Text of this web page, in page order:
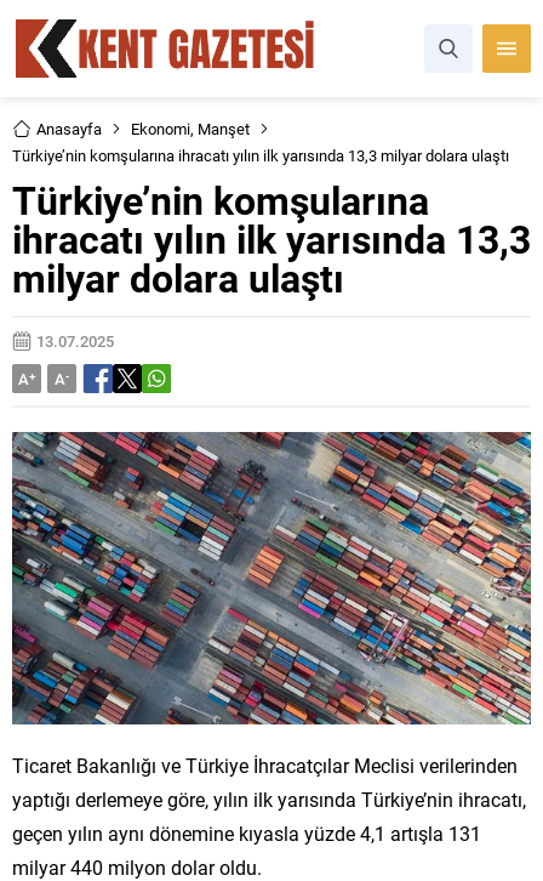
Anasayfa Ekonomi, Manşet
Türkiye’nin komşularına ihracatı yılın ilk yarısında 13,3 milyar dolara ulaştı
Türkiye’nin komşularına
ihracatı yılın ilk yarısında 13,3
milyar dolara ulaştı
13.07.2025
A+ A-
Ticaret Bakanlığı ve Türkiye İhracatçılar Meclisi verilerinden
yaptığı derlemeye göre, yılın ilk yarısında Türkiye’nin ihracatı,
geçen yılın aynı dönemine kıyasla yüzde 4,1 artışla 131
milyar 440 milyon dolar oldu.